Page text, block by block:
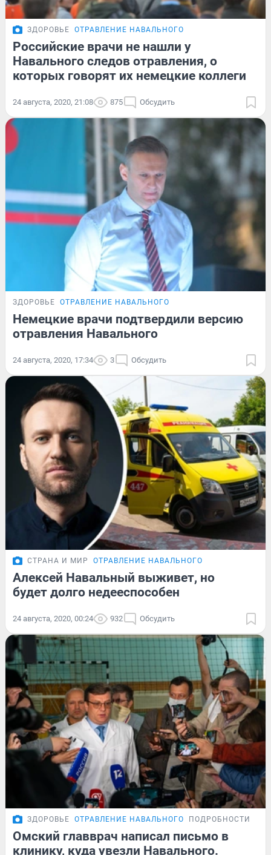
ЗДОРОВЬЕ ОТРАВЛЕНИЕ НАВАЛЬНОГО
Российские врачи не нашли у
Навального следов отравления, о
которых говорят их немецкие коллеги
24 августа, 2020, 21:08 875 Обсудить
ЗДОРОВЬЕ ОТРАВЛЕНИЕ НАВАЛЬНОГО
Немецкие врачи подтвердили версию
отравления Навального
24 августа, 2020, 17:34 3 Обсудить
СТРАНА И МИР ОТРАВЛЕНИЕ НАВАЛЬНОГО
Алексей Навальный выживет, но
будет долго недееспособен
24 августа, 2020, 00:24 932 Обсудить
ЗДОРОВЬЕ ОТРАВЛЕНИЕ НАВАЛЬНОГО ПОДРОБНОСТИ
Омский главврач написал письмо в
клинику, куда увезли Навального.